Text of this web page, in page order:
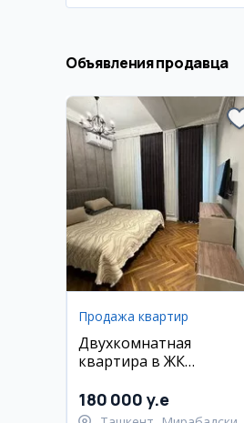
Объявления продавца
Продажа квартир
Двухкомнатная
квартира в ЖК
180 000 y.e